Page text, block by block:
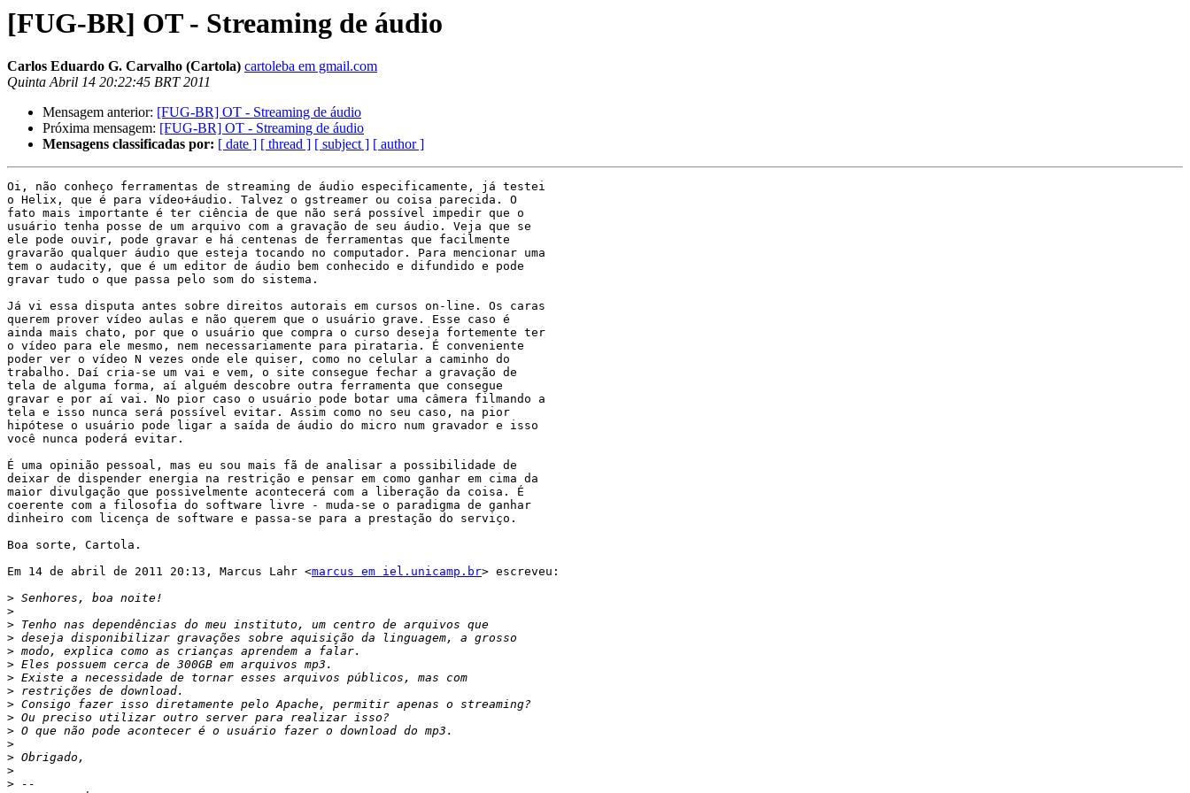
[FUG-BR] OT - Streaming de áudio
Carlos Eduardo G. Carvalho (Cartola) cartoleba em gmail.com
Quinta Abril 14 20:22:45 BRT 2011
Mensagem anterior: [FUG-BR] OT - Streaming de áudio
Próxima mensagem: [FUG-BR] OT - Streaming de áudio
Mensagens classificadas por: [ date ] [ thread ] [ subject ] [ author ]
Oi, não conheço ferramentas de streaming de áudio especificamente, já testei
o Helix, que é para vídeo+áudio. Talvez o gstreamer ou coisa parecida. O
fato mais importante é ter ciência de que não será possível impedir que o
usuário tenha posse de um arquivo com a gravação de seu áudio. Veja que se
ele pode ouvir, pode gravar e há centenas de ferramentas que facilmente
gravarão qualquer áudio que esteja tocando no computador. Para mencionar uma
tem o audacity, que é um editor de áudio bem conhecido e difundido e pode
gravar tudo o que passa pelo som do sistema.
Já vi essa disputa antes sobre direitos autorais em cursos on-line. Os caras
querem prover vídeo aulas e não querem que o usuário grave. Esse caso é
ainda mais chato, por que o usuário que compra o curso deseja fortemente ter
o vídeo para ele mesmo, nem necessariamente para pirataria. É conveniente
poder ver o vídeo N vezes onde ele quiser, como no celular a caminho do
trabalho. Daí cria-se um vai e vem, o site consegue fechar a gravação de
tela de alguma forma, aí alguém descobre outra ferramenta que consegue
gravar e por aí vai. No pior caso o usuário pode botar uma câmera filmando a
tela e isso nunca será possível evitar. Assim como no seu caso, na pior
hipótese o usuário pode ligar a saída de áudio do micro num gravador e isso
você nunca poderá evitar.
É uma opinião pessoal, mas eu sou mais fã de analisar a possibilidade de
deixar de dispender energia na restrição e pensar em como ganhar em cima da
maior divulgação que possivelmente acontecerá com a liberação da coisa. É
coerente com a filosofia do software livre - muda-se o paradigma de ganhar
dinheiro com licença de software e passa-se para a prestação do serviço.
Boa sorte, Cartola.
Em 14 de abril de 2011 20:13, Marcus Lahr <marcus em iel.unicamp.br> escreveu:
>
>
>
>
>
>
>
>
>
>
>
>
>
>
>